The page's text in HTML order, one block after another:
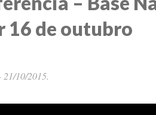
16 de outubro
21/10/2015.